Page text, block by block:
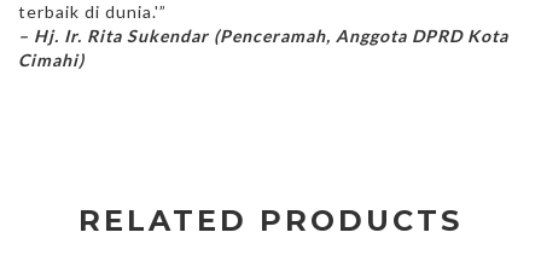
terbaik di dunia.'”
– Hj. Ir. Rita Sukendar (Penceramah, Anggota DPRD Kota
Cimahi)
RELATED PRODUCTS